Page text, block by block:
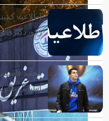
اطلاعیه
رکوردگیری
آسیایی